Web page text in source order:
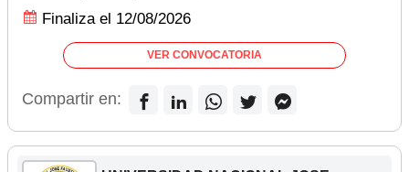
Finaliza el 12/08/2026
VER CONVOCATORIA
Compartir en: